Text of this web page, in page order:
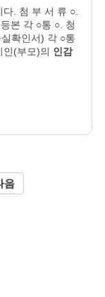
. 첨 부 서 류 ○.
등본 각 ○통 ○. 청
확인서) 각 ○통
(부모)의 인감
음